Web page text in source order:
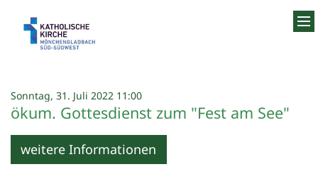
Sonntag, 31. Juli 2022 11:00:
ökum. Gottesdienst zum "Fest am See"
weitere Informationen